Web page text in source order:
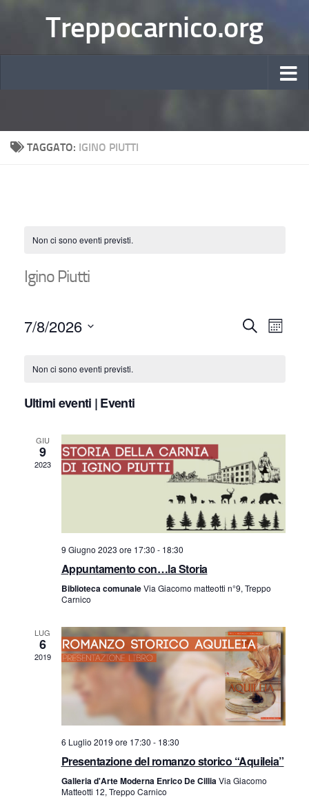
Treppocarnico.org
TAGGATO: IGINO PIUTTI
Non ci sono eventi previsti.
Igino Piutti
E
i
R
i
r
c
a
e
v
i
Cerca
E
V
i
s
a
v
i
g
a
i
Mese
7/8/2026
C
a
d
Non ci sono eventi previsti.
Ultimi eventi | Eventi
GIU
9
2023
9 Giugno 2023 ore 17:30 - 18:30
Appuntamento con…la Storia
Biblioteca comunaleVia Giacomo matteotti n°9, Treppo
Carnico
LUG
6
2019
6 Luglio 2019 ore 17:30 - 18:30
Presentazione del romanzo storico “Aquileia”
Galleria d'Arte Moderna Enrico De CilliaVia Giacomo
Matteotti 12, Treppo Carnico